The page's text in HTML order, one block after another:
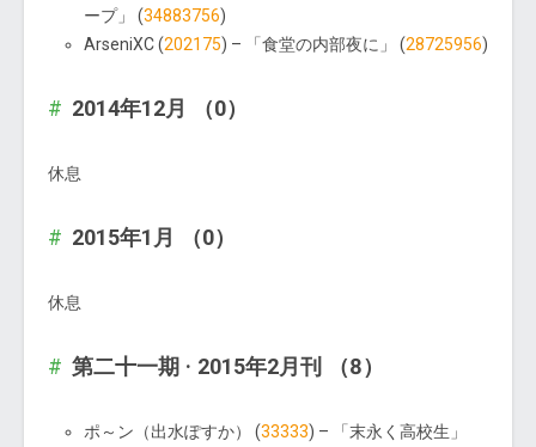
ープ」 (34883756)
ArseniXC (202175) – 「食堂の内部夜に」 (28725956)
2014年12月 （0）
休息
2015年1月 （0）
休息
第二十一期 · 2015年2月刊 （8）
ポ～ン（出水ぽすか） (33333) – 「末永く高校生」